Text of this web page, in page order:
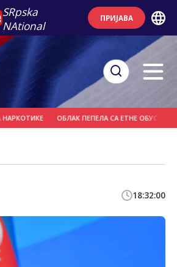
SRpska
NAtional
ПРИЈАВА
ОБЛАК ПЕПЕЛА СА ЕТНЕ ОБУСТАВИО
18:32:00